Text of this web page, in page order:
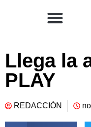
Llega la
PLAY
REDACCIÓN